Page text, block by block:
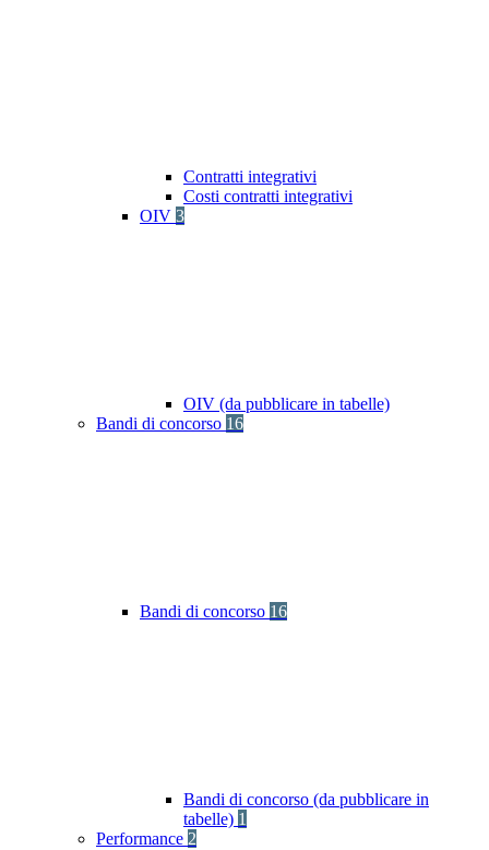
Contratti integrativi
Costi contratti integrativi
OIV 3
OIV (da pubblicare in tabelle)
Bandi di concorso 16
Bandi di concorso 16
Bandi di concorso (da pubblicare in
tabelle) 1
Performance 2